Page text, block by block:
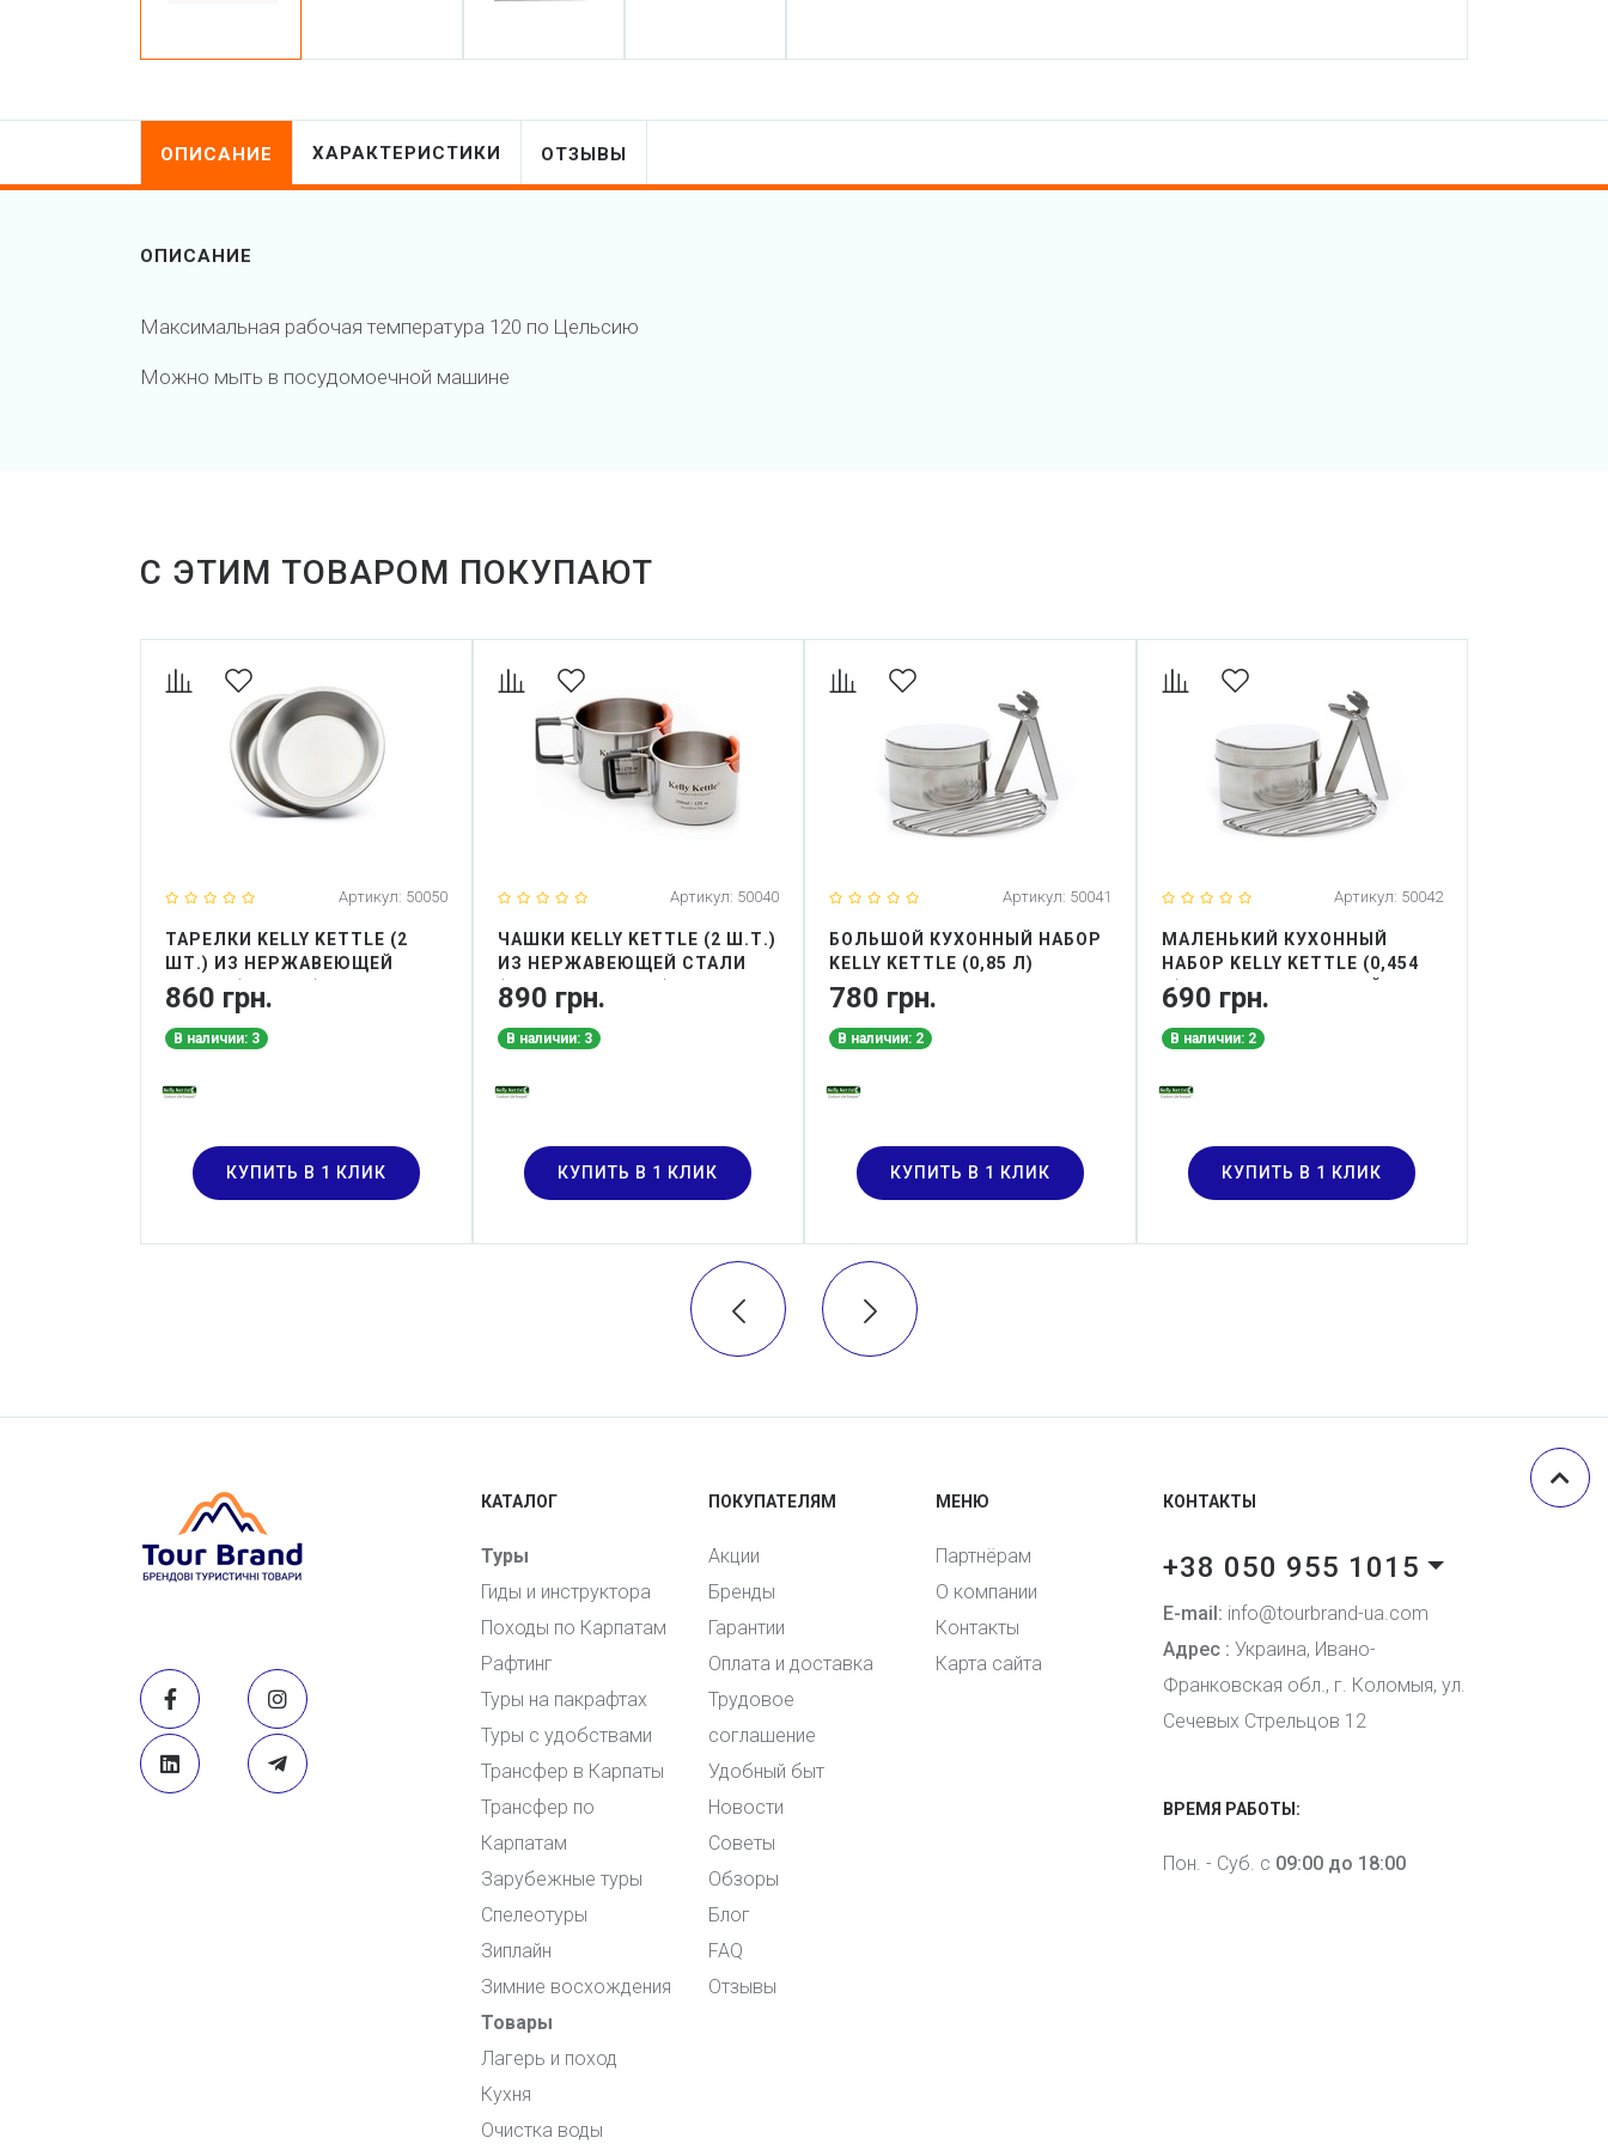
ОПИСАНИЕ ХАРАКТЕРИСТИКИ ОТЗЫВЫ
ОПИСАНИЕ
Максимальная рабочая температура 120 по Цельсию
Можно мыть в посудомоечной машине
С ЭТИМ ТОВАРОМ ПОКУПАЮТ
Артикул: 50050
ТАРЕЛКИ KELLY KETTLE (2
ШТ.) ИЗ НЕРЖАВЕЮЩЕЙ
СТАЛИ (19,7 СМ)
860 грн.
В наличии: 3
КУПИТЬ В 1 КЛИК
Артикул: 50040
ЧАШКИ KELLY KETTLE (2 Ш.Т.)
ИЗ НЕРЖАВЕЮЩЕЙ СТАЛИ
(500 МЛ И 350 МЛ)
890 грн.
В наличии: 3
КУПИТЬ В 1 КЛИК
Артикул: 50041
БОЛЬШОЙ КУХОННЫЙ НАБОР
KELLY KETTLE (0,85 Л)
780 грн.
В наличии: 2
КУПИТЬ В 1 КЛИК
Артикул: 50042
МАЛЕНЬКИЙ КУХОННЫЙ
НАБОР KELLY KETTLE (0,454
Л) ПОДХОДИТ ДЛЯ ЧАЙНИКА
TREKKER
690 грн.
В наличии: 2
КУПИТЬ В 1 КЛИК
КАТАЛОГ
Туры
Гиды и инструктора
Походы по Карпатам
Рафтинг
Туры на пакрафтах
Туры с удобствами
Трансфер в Карпаты
Трансфер по
Карпатам
Зарубежные туры
Спелеотуры
Зиплайн
Зимние восхождения
Товары
Лагерь и поход
Кухня
Очистка воды
ПОКУПАТЕЛЯМ
Акции
Бренды
Гарантии
Оплата и доставка
Трудовое
соглашение
Удобный быт
Новости
Советы
Обзоры
Блог
FAQ
Отзывы
МЕНЮ
Партнёрам
О компании
Контакты
Карта сайта
КОНТАКТЫ
+38 050 955 1015
E-mail: info@tourbrand-ua.com
Адрес : Украина, Ивано-
Франковская обл., г. Коломыя, ул.
Сечевых Стрельцов 12
ВРЕМЯ РАБОТЫ:
Пон. - Суб. с 09:00 до 18:00